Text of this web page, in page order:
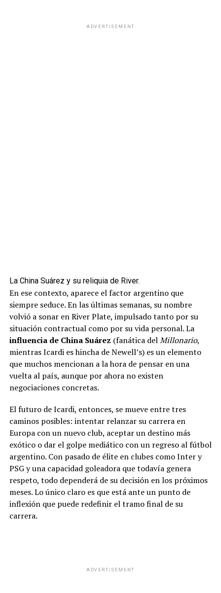
ADVERTISEMENT
La China Suárez y su reliquia de River.
En ese contexto, aparece el factor argentino que
siempre seduce. En las últimas semanas, su nombre
volvió a sonar en River Plate, impulsado tanto por su
situación contractual como por su vida personal. La
influencia de China Suárez (fanática delMillonario,
mientras Icardi es hincha de Newell’s) es un elemento
que muchos mencionan a la hora de pensar en una
vuelta al país, aunque por ahora no existen
negociaciones concretas.
El futuro de Icardi, entonces, se mueve entre tres
caminos posibles: intentar relanzar su carrera en
Europa con un nuevo club, aceptar un destino más
exótico o dar el golpe mediático con un regreso al fútbol
argentino. Con pasado de élite en clubes como Inter y
PSG y una capacidad goleadora que todavía genera
respeto, todo dependerá de su decisión en los próximos
meses. Lo único claro es que está ante un punto de
inflexión que puede redefinir el tramo final de su
carrera.
ADVERTISEMENT